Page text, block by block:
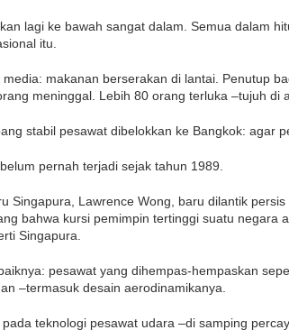
lagi ke bawah sangat dalam. Semua dalam
itu.
makanan berserakan di lantai. Penutup
meninggal. Lebih 80 orang terluka –tujuh di
stabil pesawat dibelokkan ke Bangkok: agar
pernah terjadi sejak tahun 1989.
Singapura, Lawrence Wong, baru dilantik
bahwa kursi pemimpin tertinggi suatu negara
Singapura.
pesawat yang dihempas-hempaskan
–termasuk desain aerodinamikanya.
teknologi pesawat udara –di samping